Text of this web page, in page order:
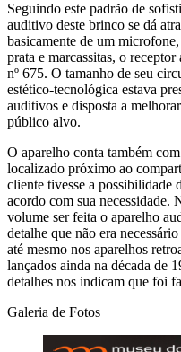
Seguindo este padrão de
auditivo deste brinco se dá
basicamente de um
prata e marcassitas, o
nº 675. O tamanho de seu
estético-tecnológica estava
auditivos e disposta a
público alvo.
O aparelho conta também
localizado próximo ao
cliente tivesse a possibilidade
acordo com sua necessidade.
volume ser feita o aparelho
detalhe que não era
até mesmo nos aparelhos
lançados ainda na década de
detalhes nos indicam que foi
Galeria de Fotos